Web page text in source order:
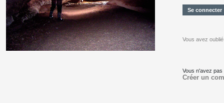
Vous avez
Vous n'avez
Créer un